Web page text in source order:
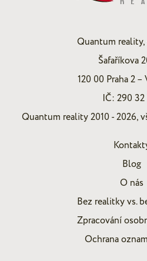
Quantum reality,
Šafaříkova
120 00 Praha 2
IČ: 290 32
Quantum reality 2010 - 2026,
Blog
O nás
Bez realitky vs.
Zpracování
Ochrana